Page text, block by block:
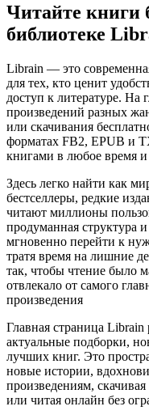
Читайте книги
библиотеке
Librain — это
для тех, кто ценит
доступ к литературе. На
произведений разных
или скачивания
форматах FB2, EPUB и
книгами в любое время
Здесь легко найти как
бестселлеры, редкие
читают миллионы
продуманная структура
мгновенно перейти к
тратя время на лишние
так, чтобы чтение было
отвлекало от самого
произведения
Главная страница Librain
актуальные подборки,
лучших книг. Это
новые истории,
произведениям,
или читая онлайн без